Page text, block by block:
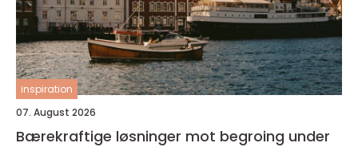
inspiration
07. August 2026
Bærekraftige løsninger mot begroing under